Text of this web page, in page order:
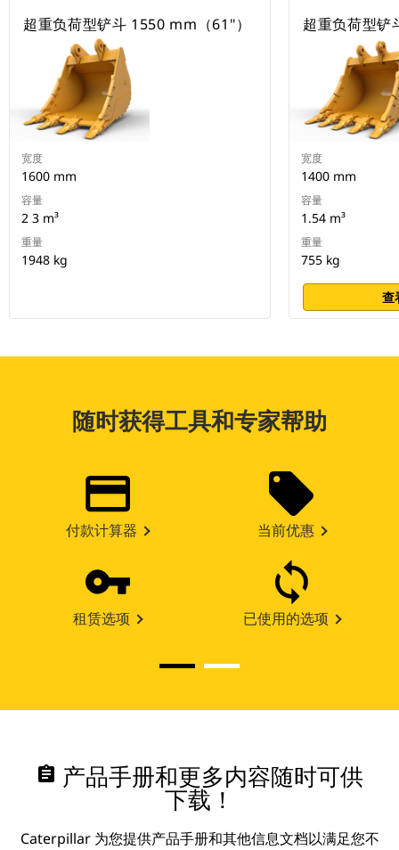
超重负荷型铲斗 1550 mm（61"）
宽度
1600 mm
容量
2 3 m³
重量
1948 kg
超重负荷型
宽度
1400 mm
容量
1.54 m³
重量
755 kg
查
随时获得工具和专家帮助
付款计算器 当前优惠
租赁选项 已使用的选项
assignment 产品手册和更多内容随时可供
下载！
Caterpillar 为您提供产品手册和其他信息文档以满足您不